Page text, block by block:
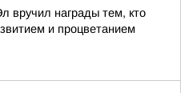
вручил награды тем, кто
и процветанием